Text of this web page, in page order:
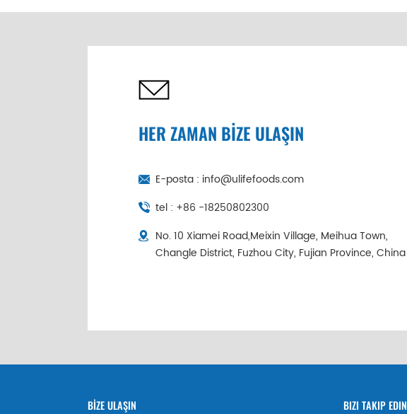
HER ZAMAN BİZE ULAŞIN
E-posta : info@ulifefoods.com
tel : +86 -18250802300
No. 10 Xiamei Road,Meixin Village, Meihua Town,
Changle District, Fuzhou City, Fujian Province, China
BİZE ULAŞIN BIZI TAKIP EDIN